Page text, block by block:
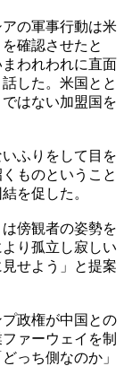
の軍事行動は米
確認させたと
われわれに直面
した。米国とと
はない加盟国を
ふりをして目を
ものということ
を促した。
傍観者の姿勢を
り孤立し寂しい
せよう」と提案
政権が中国との
ァーウェイを制
っち側なのか」